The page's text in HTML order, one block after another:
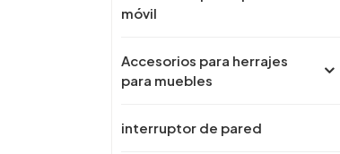
móvil
Accesorios para herrajes
para muebles
interruptor de pared